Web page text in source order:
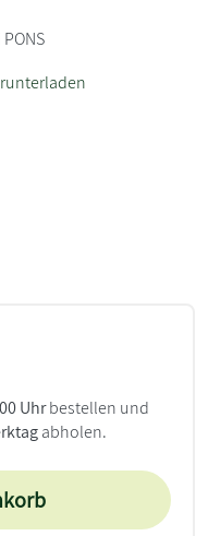
Uhrbestellen und
abholen.